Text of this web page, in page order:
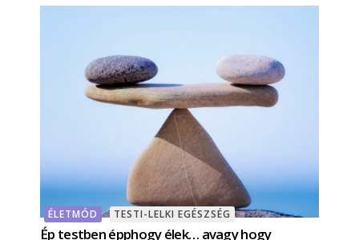
ÉLETMÓD TESTI-LELKI EGÉSZSÉG
Ép testben épphogy élek… avagy hogy